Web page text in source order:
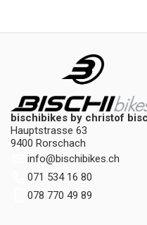
bischibikes by christof
Hauptstrasse 63
9400 Rorschach
info@bischibikes.ch
071 534 16 80
078 770 49 89